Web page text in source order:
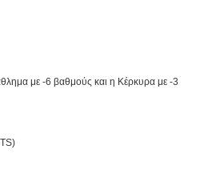
με -6 βαθμούς και η Κέρκυρα με -3